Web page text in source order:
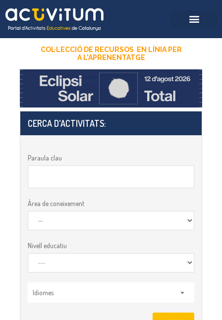
COL·LECCIÓ DE RECURSOS EN LÍNIA PER
AL’APRENENTATGE
CERCA D'ACTIVITATS:​
Paraula clau
Àrea de coneixement
Nivell educatiu
Idiomes